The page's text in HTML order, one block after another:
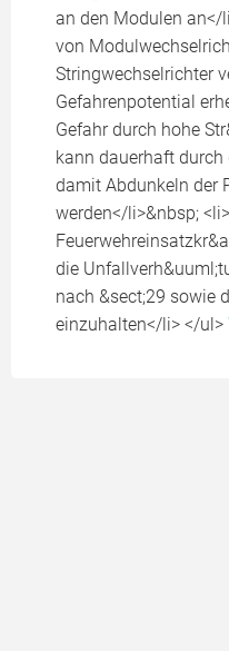
an den Modulen an</
von
Stringwechselrichter
Gefahrenpotential
Gefahr durch hohe
kann dauerhaft
damit Abdunkeln der
werden</li>&nbsp;
die
nach &sect;29 sowie
einzuhalten</li> </ul>